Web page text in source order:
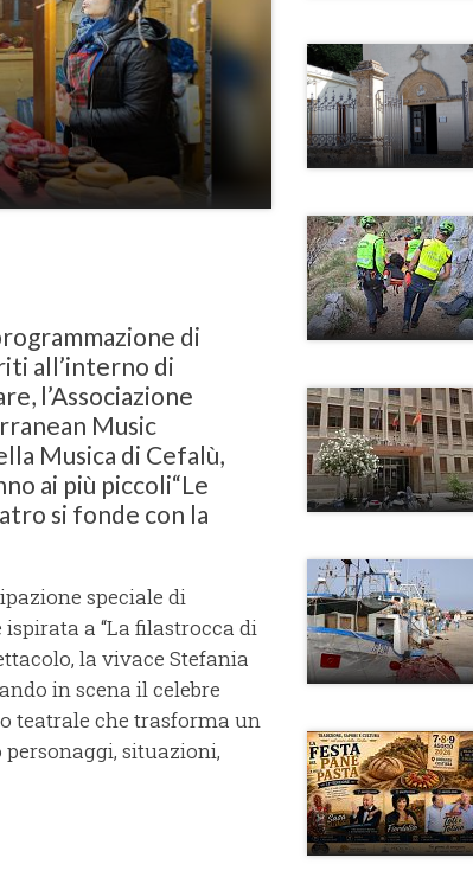
di
all’interno di
l’Associazione
Music
Musica di Cefalù,
ai più piccoli“Le
si fonde con la
speciale di
a “La filastrocca di
la vivace Stefania
in scena il celebre
teatrale che trasforma un
situazioni,